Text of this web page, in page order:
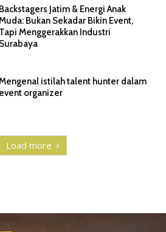
Backstagers Jatim & Energi Anak
Bukan Sekadar Bikin Event,
Tapi Menggerakkan Industri
Surabaya
istilah talent hunter dalam
event organizer
Load more